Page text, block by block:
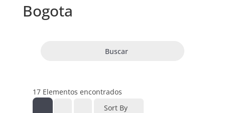
Bogota
Buscar
17Elementos encontrados
Sort By